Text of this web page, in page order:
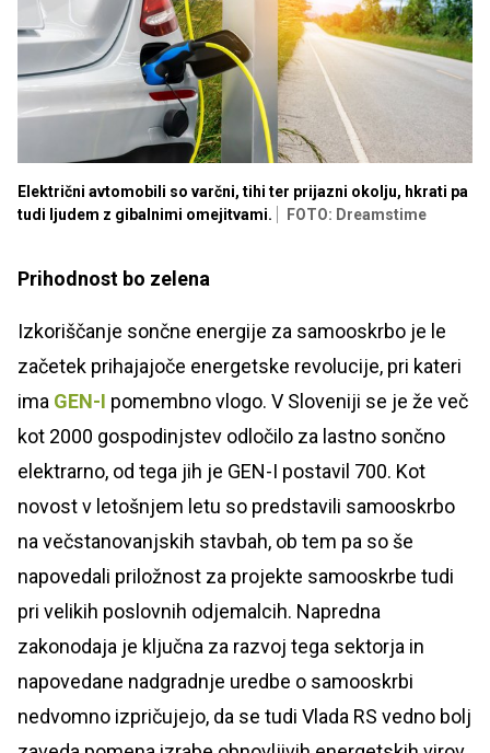
Električni avtomobili so varčni, tihi ter prijazni okolju, hkrati pa
tudi ljudem z gibalnimi omejitvami.
FOTO: Dreamstime
Prihodnost bo zelena
Izkoriščanje sončne energije za samooskrbo je le
začetek prihajajoče energetske revolucije, pri kateri
ima GEN-I pomembno vlogo. V Sloveniji se je že več
kot 2000 gospodinjstev odločilo za lastno sončno
elektrarno, od tega jih je GEN-I postavil 700. Kot
novost v letošnjem letu so predstavili samooskrbo
na večstanovanjskih stavbah, ob tem pa so še
napovedali priložnost za projekte samooskrbe tudi
pri velikih poslovnih odjemalcih. Napredna
zakonodaja je ključna za razvoj tega sektorja in
napovedane nadgradnje uredbe o samooskrbi
nedvomno izpričujejo, da se tudi Vlada RS vedno bolj